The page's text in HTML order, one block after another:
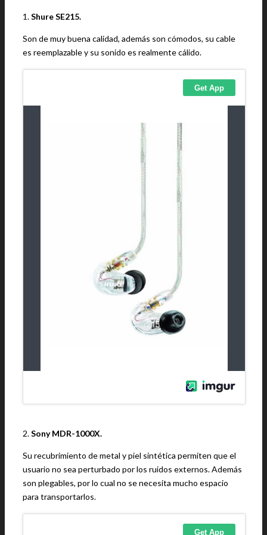
1.Shure SE215.
Son de muy buena calidad, además son cómodos, su cable
es reemplazable y su sonido es realmente cálido.
2.Sony MDR-1000X.
Su recubrimiento de metal y piel sintética permiten que el
usuario no sea perturbado por los ruidos externos. Además
son plegables, por lo cual no se necesita mucho espacio
para transportarlos.